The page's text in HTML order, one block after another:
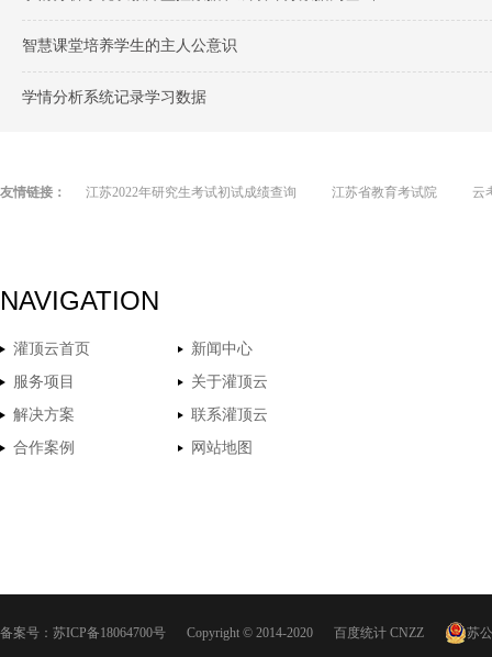
智慧课堂培养学生的主人公意识
学情分析系统记录学习数据
友情链接： 江苏2022年研究生考试初试成绩查询 江苏省教育考试院 云
NAVIGATION
灌顶云首页
新闻中心
服务项目
关于灌顶云
解决方案
联系灌顶云
合作案例
网站地图
备案号： 苏ICP备18064700号 Copyright © 2014-2020 百度统计 CNZZ 苏